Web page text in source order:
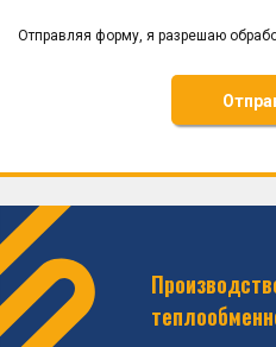
Отправляя форму, я разрешаю